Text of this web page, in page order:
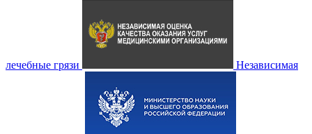
лечебные грязи Независимая